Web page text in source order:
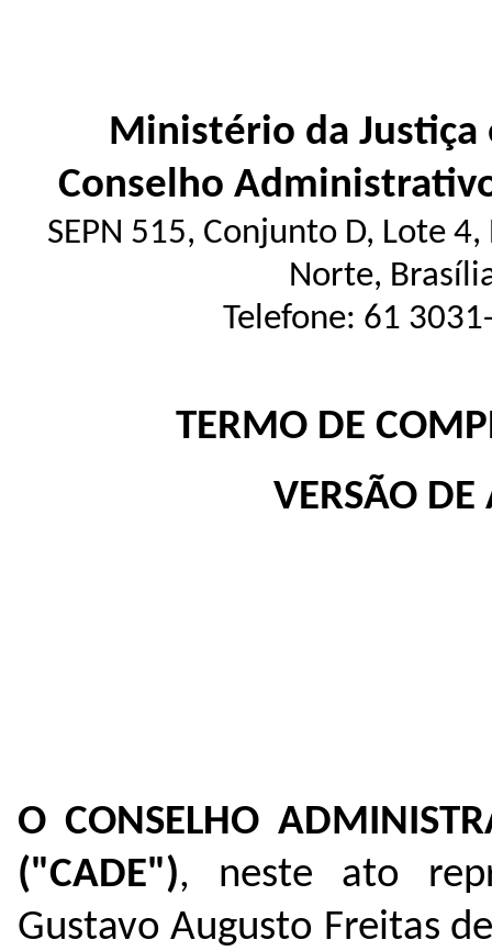
Ministério da Justiça
Conselho
SEPN 515, Conjunto D, Lote
Norte,
Telefone: 61
TERMO DE
VERSÃO DE
O CONSELHO
("CADE"), neste ato
Gustavo Augusto Freitas